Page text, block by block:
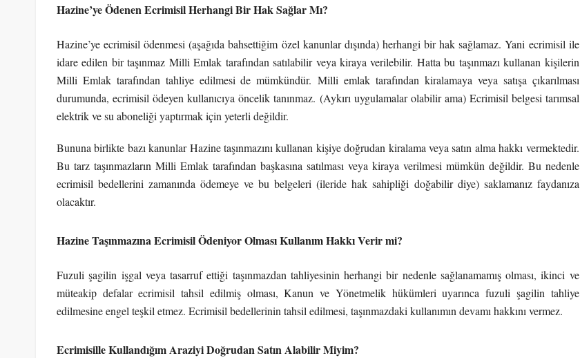
Hazine’ye Ödenen Ecrimisil Herhangi Bir Hak Sağlar Mı?
Hazine’ye ecrimisil ödenmesi (aşağıda bahsettiğim özel kanunlar dışında) herhangi bir hak sağlamaz. Yani ecrimisil ile
idare edilen bir taşınmaz Milli Emlak tarafından satılabilir veya kiraya verilebilir. Hatta bu taşınmazı kullanan kişilerin
Milli Emlak tarafından tahliye edilmesi de mümkündür. Milli emlak tarafından kiralamaya veya satışa çıkarılması
durumunda, ecrimisil ödeyen kullanıcıya öncelik tanınmaz. (Aykırı uygulamalar olabilir ama) Ecrimisil belgesi tarımsal
elektrik ve su aboneliği yaptırmak için yeterli değildir.
Bununa birlikte bazı kanunlar Hazine taşınmazını kullanan kişiye doğrudan kiralama veya satın alma hakkı vermektedir.
Bu tarz taşınmazların Milli Emlak tarafından başkasına satılması veya kiraya verilmesi mümkün değildir. Bu nedenle
ecrimisil bedellerini zamanında ödemeye ve bu belgeleri (ileride hak sahipliği doğabilir diye) saklamanız faydanıza
olacaktır.
Hazine Taşınmazına Ecrimisil Ödeniyor Olması Kullanım Hakkı Verir mi?
Fuzuli şagilin işgal veya tasarruf ettiği taşınmazdan tahliyesinin herhangi bir nedenle sağlanamamış olması, ikinci ve
müteakip defalar ecrimisil tahsil edilmiş olması, Kanun ve Yönetmelik hükümleri uyarınca fuzuli şagilin tahliye
edilmesine engel teşkil etmez. Ecrimisil bedellerinin tahsil edilmesi, taşınmazdaki kullanımın devamı hakkını vermez.
Ecrimisille Kullandığım Araziyi Doğrudan Satın Alabilir Miyim?